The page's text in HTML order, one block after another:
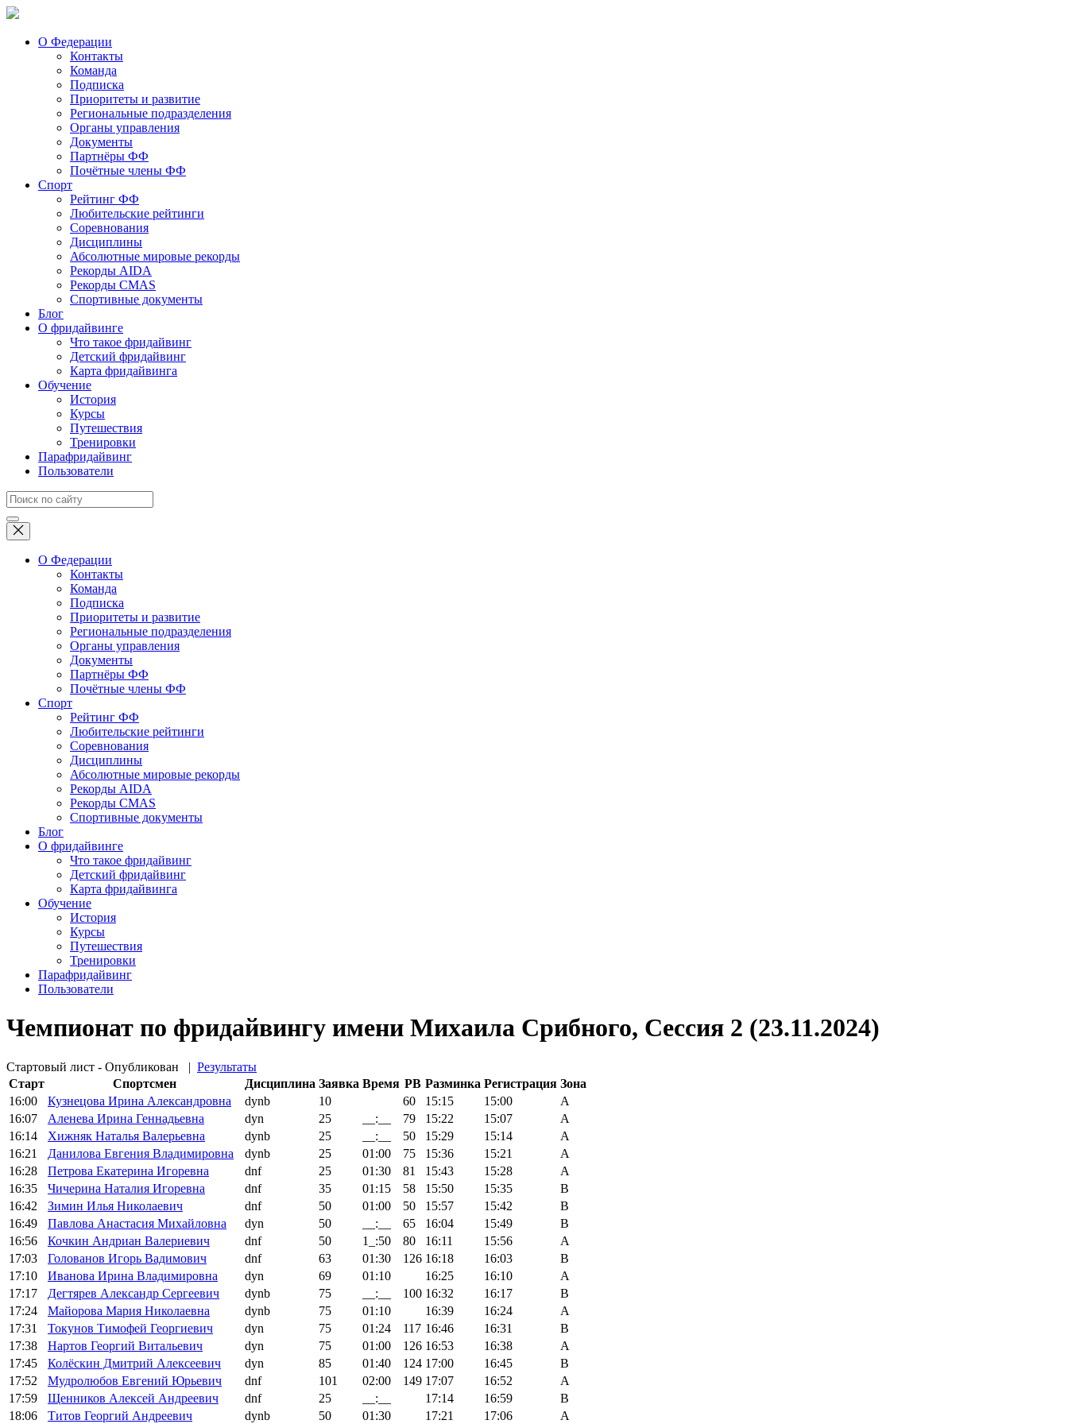
О Федерации
Контакты
Команда
Подписка
Приоритеты и развитие
Региональные подразделения
Органы управления
Документы
Партнёры ФФ
Почётные члены ФФ
Спорт
Рейтинг ФФ
Любительские рейтинги
Соревнования
Дисциплины
Абсолютные мировые рекорды
Рекорды AIDA
Рекорды CMAS
Спортивные документы
Блог
О фридайвинге
Что такое фридайвинг
Детский фридайвинг
Карта фридайвинга
Обучение
История
Курсы
Путешествия
Тренировки
Парафридайвинг
Пользователи
О Федерации
Контакты
Команда
Подписка
Приоритеты и развитие
Региональные подразделения
Органы управления
Документы
Партнёры ФФ
Почётные члены ФФ
Спорт
Рейтинг ФФ
Любительские рейтинги
Соревнования
Дисциплины
Абсолютные мировые рекорды
Рекорды AIDA
Рекорды CMAS
Спортивные документы
Блог
О фридайвинге
Что такое фридайвинг
Детский фридайвинг
Карта фридайвинга
Обучение
История
Курсы
Путешествия
Тренировки
Парафридайвинг
Пользователи
Чемпионат по фридайвингу имени Михаила Срибного, Сессия 2 (23.11.2024)
Стартовый лист - Опубликован | Результаты
Старт
Спортсмен Дисциплина Заявка Время PB Разминка Регистрация Зона
16:00
Кузнецова Ирина Александровна dynb 10 60 15:15 15:00
A
16:07
Аленева Ирина Геннадьевна dyn 25 __:__ 79 15:22 15:07
A
16:14
Хижняк Наталья Валерьевна dynb 25 __:__ 50 15:29 15:14
A
16:21
Данилова Евгения Владимировна dynb 25 01:00 75 15:36 15:21
A
16:28
Петрова Екатерина Игоревна dnf 25 01:30 81 15:43 15:28
A
16:35
Чичерина Наталия Игоревна dnf 35 01:15 58 15:50 15:35
B
16:42
Зимин Илья Николаевич dnf 50 01:00 50 15:57 15:42
B
16:49
Павлова Анастасия Михайловна dyn 50 __:__ 65 16:04 15:49
B
16:56
Кочкин Андриан Валериевич dnf 50 1_:50 80 16:11 15:56
A
17:03
Голованов Игорь Вадимович dnf 63 01:30 126 16:18 16:03
B
17:10
Иванова Ирина Владимировна dyn 69 01:10 16:25 16:10
A
17:17
Дегтярев Александр Сергеевич dynb 75 __:__ 100 16:32 16:17
B
17:24
Майорова Мария Николаевна dynb 75 01:10 16:39 16:24
A
17:31
Токунов Тимофей Георгиевич dyn 75 01:24 117 16:46 16:31
B
17:38
Нартов Георгий Витальевич dyn 75 01:00 126 16:53 16:38
A
17:45
Колёскин Дмитрий Алексеевич dyn 85 01:40 124 17:00 16:45
B
17:52
Мудролюбов Евгений Юрьевич dnf 101 02:00 149 17:07 16:52
A
17:59
Щенников Алексей Андреевич dnf 25 __:__ 17:14 16:59
B
18:06
Титов Георгий Андреевич dynb 50 01:30 17:21 17:06 A